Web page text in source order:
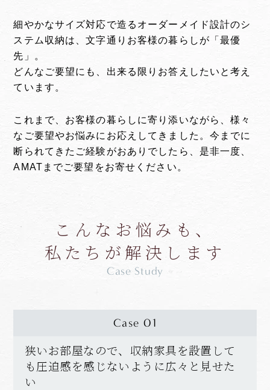
細やかなサイズ対応で造るオーダーメイド設計のシ
ステム収納は、文字通りお客様の暮らしが「最優
先」。
どんなご要望にも、出来る限りお答えしたいと考え
ています。
これまで、お客様の暮らしに寄り添いながら、様々
なご要望やお悩みにお応えしてきました。今までに
断られてきたご経験がおありでしたら、是非一度、
AMATまでご要望をお寄せください。
こんなお悩みも、
私たちが解決します
Case Study
Case 01
狭いお部屋なので、収納家具を設置して
も圧迫感を感じないように広々と見せた
い